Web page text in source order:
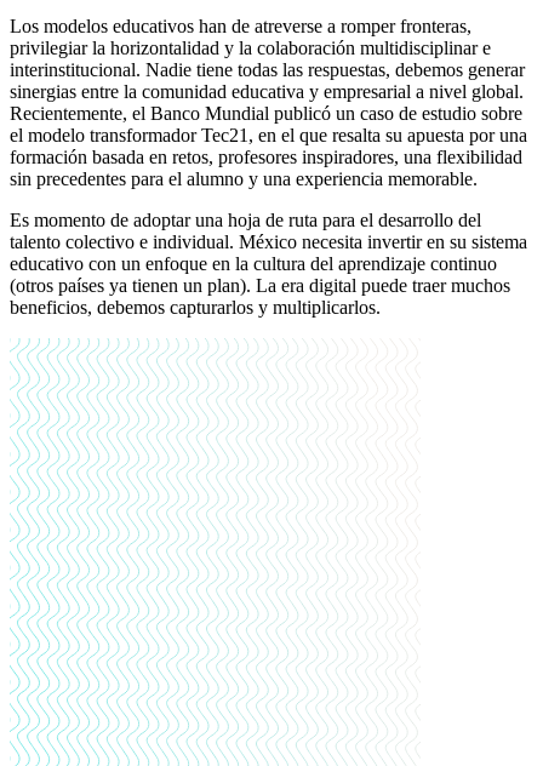
Los modelos educativos han de atreverse a romper fronteras,
privilegiar la horizontalidad y la colaboración multidisciplinar e
interinstitucional. Nadie tiene todas las respuestas, debemos generar
sinergias entre la comunidad educativa y empresarial a nivel global.
Recientemente, el Banco Mundial publicó un caso de estudio sobre
el modelo transformador Tec21, en el que resalta su apuesta por una
formación basada en retos, profesores inspiradores, una flexibilidad
sin precedentes para el alumno y una experiencia memorable.
Es momento de adoptar una hoja de ruta para el desarrollo del
talento colectivo e individual. México necesita invertir en su sistema
educativo con un enfoque en la cultura del aprendizaje continuo
(otros países ya tienen un plan). La era digital puede traer muchos
beneficios, debemos capturarlos y multiplicarlos.